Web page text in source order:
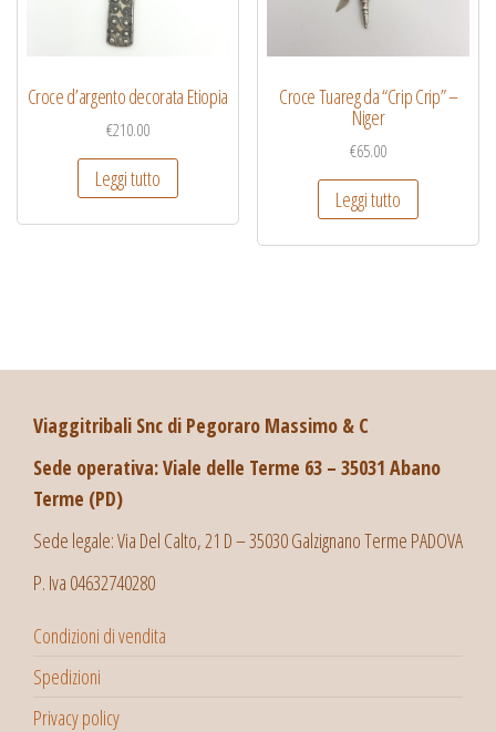
Croce d’argento decorata Etiopia
€210.00
Leggi tutto
Croce Tuareg da “Crip Crip” –
Niger
€65.00
Leggi tutto
Viaggitribali Snc di Pegoraro Massimo & C
Sede operativa: Viale delle Terme 63 – 35031 Abano
Terme (PD)
Sede legale: Via Del Calto, 21 D – 35030 Galzignano Terme PADOVA
P. Iva 04632740280
Condizioni di vendita
Spedizioni
Privacy policy